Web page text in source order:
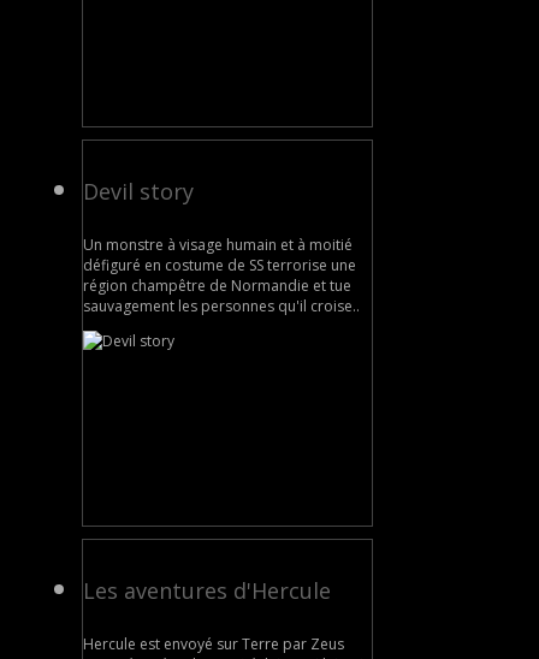
Devil story
Un monstre à visage humain et à moitié
défiguré en costume de SS terrorise une
région champêtre de Normandie et tue
sauvagement les personnes qu'il croise..
Les aventures d'Hercule
Hercule est envoyé sur Terre par Zeus